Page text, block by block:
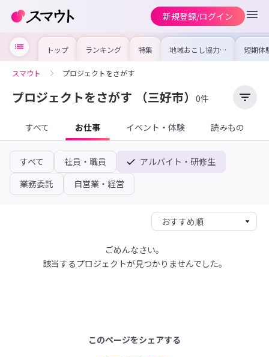
新規登録/ログイン
トップ ランキング 特集 地域おこし協力隊
の求人やイベント
を集めました！仕
けよう
短期体
り〜数
域を知
スマウト プロジェクトをさがす
プロジェクトをさがす （三好市） 0件
すべて お仕事 イベント・体験 読みもの
すべて 社員・職員
アルバイト・研修生
業務委託
自営業・経営
ごめんなさい。
該当するプロジェクトが見つかりませんでした。
このページをシェアする